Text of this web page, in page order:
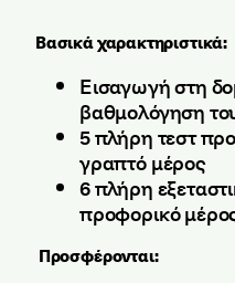
Βασικά χαρακτηριστικά:
Εισαγωγή στη
βαθμολόγηση
5 πλήρη τεστ
γραπτό μέρος
6 πλήρη
προφορικό
Προσφέρονται: